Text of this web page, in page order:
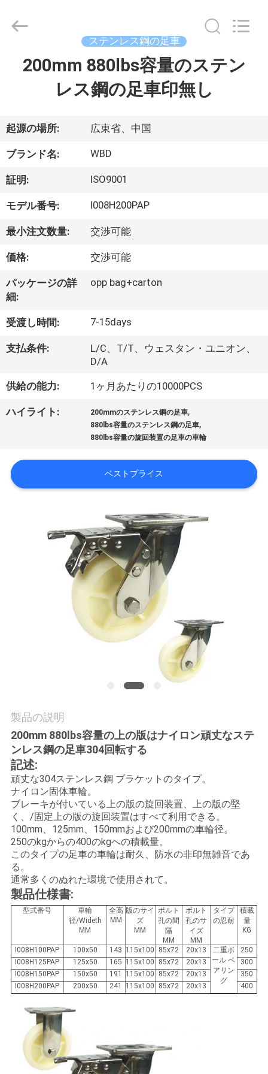
ロ
ダ
ク
ト
デ
オ
達
に
つ
私
達
に
連
絡
し
な
さ
引
用
Guangzhou
Ylcaster
ステンレス鋼の足車
200mm 880lbs容量のステン
レス鋼の足車印無し
起源の場所: 広東省、中国
ブランド名: WBD
証明: ISO9001
モデル番号: I008H200PAP
最小注文数量: 交渉可能
価格: 交渉可能
パッケージの詳
細:
opp bag+carton
受渡し時間: 7-15days
支払条件:
L/C、T/T、ウェスタン・ユニオン、
D/A
供給の能力: 1ヶ月あたりの10000PCS
ハイライト: 200mmのステンレス鋼の足車,
880lbs容量のステンレス鋼の足車,
880lbs容量の旋回装置の足車の車輪
ベストプライス
製品の説明
200mm 880lbs容量の上の版はナイロン頑丈なステ
ンレス鋼の足車304回転する
記述:
頑丈な304ステンレス鋼 ブラケットのタイプ。
ナイロン固体車輪。
ブレーキが付いている上の版の旋回装置、上の版の堅
く、/固定上の版の旋回装置はすべて利用できる。
100mm、125mm、150mmおよび200mmの車輪径。
250のkgからの400のkgへの積載量。
このタイプの足車の車輪は耐久、防水の非印無雑音であ
る。
通常多くのぬれた環境で使用されて。
製品仕様書:
型式番号
車輪
径/Wideth
MM
全高
MM
版のサイ
ズ
MM
ボルト
孔の間
隔
MM
ボルト
孔のサ
イズ
MM
タイプ
の忍耐
積載
量
KG
I008H100PAP 100x50 143 115x100 85x72 20x13
二重ボ
ール ベ
アリン
グ
250
I008H125PAP
125x50 165 115x100 85x72 20x13
300
I008H150PAP
150x50 191 115x100 85x72 20x13
350
I008H200PAP
200x50 241 115x100 85x72 20x13 400